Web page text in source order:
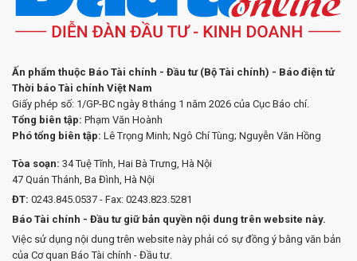
Ấn phẩm thuộc Báo Tài chính - Đầu tư (Bộ Tài chính) - Báo điện tử
Thời báo Tài chính Việt Nam
Giấy phép số: 1/GP-BC ngày 8 tháng 1 năm 2026 của Cục Báo chí.
Tổng biên tập: Phạm Văn Hoành
Phó tổng biên tập: Lê Trọng Minh; Ngô Chí Tùng; Nguyễn Văn Hồng
Tòa soạn: 34 Tuệ Tĩnh, Hai Bà Trưng, Hà Nội
47 Quán Thánh, Ba Đình, Hà Nội
ĐT: 0243.845.0537 - Fax: 0243.823.5281
Báo Tài chính - Đầu tư giữ bản quyền nội dung trên website này.
Việc sử dụng nội dung trên website này phải có sự đồng ý bằng văn bản
của Cơ quan Báo Tài chính - Đầu tư.